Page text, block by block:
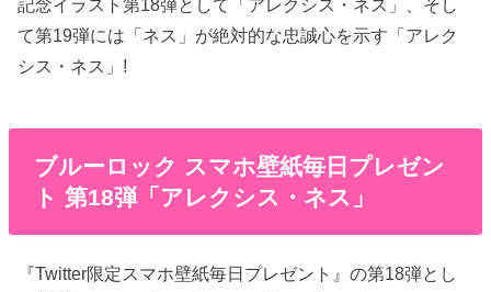
記念イラスト第18弾として「アレクシス・ネス」、そし
て第19弾には「ネス」が絶対的な忠誠心を示す「アレク
シス・ネス」!
ブルーロック スマホ壁紙毎日プレゼン
ト 第18弾「アレクシス・ネス」
『Twitter限定スマホ壁紙毎日プレゼント』の第18弾とし